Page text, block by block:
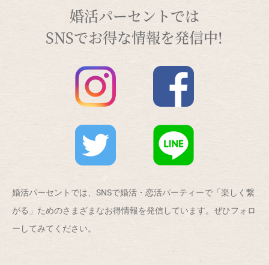
婚活パーセントでは
SNSでお得な情報を発信中!
婚活パーセントでは、SNSで婚活・恋活パーティーで「楽しく繋
がる」ためのさまざまなお得情報を発信しています。ぜひフォロ
ーしてみてください。